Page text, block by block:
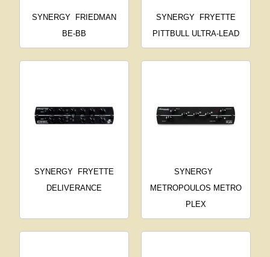
SYNERGY
FRIEDMAN
BE-BB
SYNERGY
FRYETTE
PITTBULL ULTRA-LEAD
SYNERGY
FRYETTE
DELIVERANCE
SYNERGY
METROPOULOS METRO
PLEX